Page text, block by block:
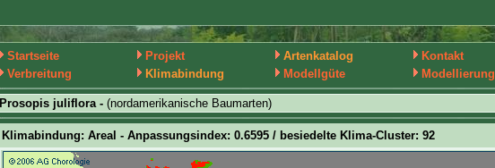
Startseite Projekt Artenkatalog Kontakt
Verbreitung
Klimabindung Modellgüte Modellierung
Prosopis juliflora - (nordamerikanische Baumarten)
Klimabindung: Areal - Anpassungsindex: 0.6595 / besiedelte Klima-Cluster: 92